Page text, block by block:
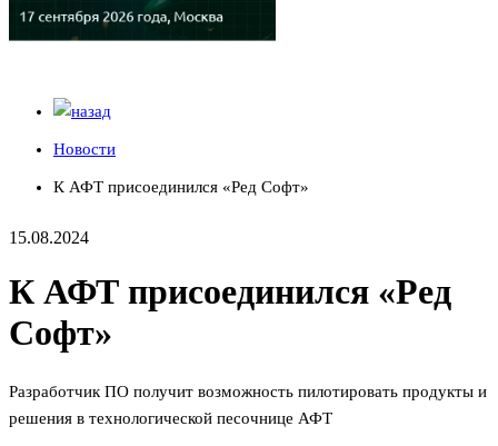
Новости
К АФТ присоединился «Ред Софт»
15.08.2024
К АФТ присоединился «Ред
Софт»
Разработчик ПО получит возможность пилотировать продукты и
решения в технологической песочнице АФТ